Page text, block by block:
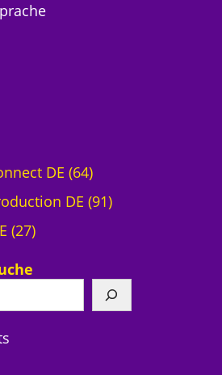
DE 646
4
d
DE 919
r
o
272
r